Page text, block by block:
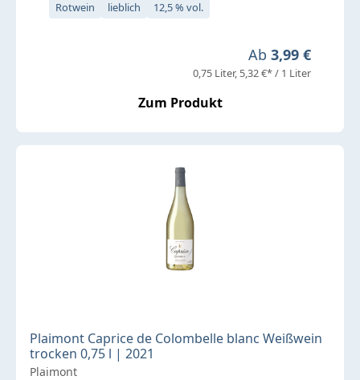
Rotwein lieblich 12,5 % vol.
Regulärer Preis:
Ab 3,99 €
0,75 Liter 5,32 €* / 1 Liter
Zum Produkt
Plaimont Caprice de Colombelle blanc Weißwein
trocken 0,75 l | 2021
Plaimont